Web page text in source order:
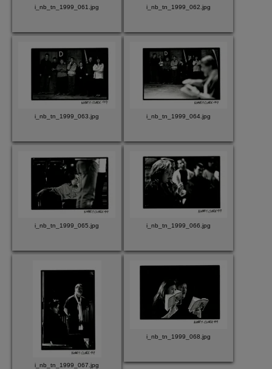
i_nb_tn_1999_061.jpg i_nb_tn_1999_062.jpg
i_nb_tn_1999_063.jpg i_nb_tn_1999_064.jpg
i_nb_tn_1999_065.jpg i_nb_tn_1999_066.jpg
i_nb_tn_1999_067.jpg
i_nb_tn_1999_068.jpg